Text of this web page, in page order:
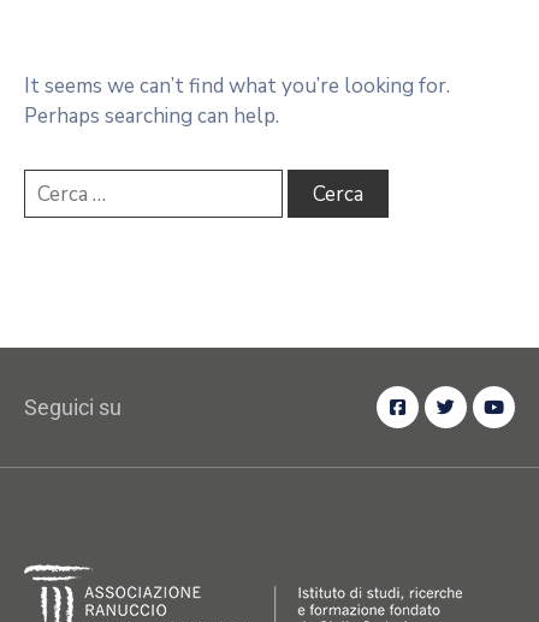
It seems we can’t find what you’re looking for.
Perhaps searching can help.
Seguici su